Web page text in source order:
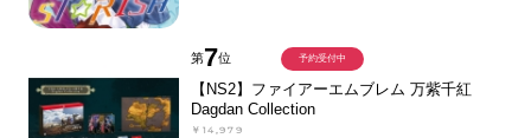
第7位
【NS2】ファイアーエムブレム 万紫千紅
Dagdan Collection
￥14,979
予約受付中